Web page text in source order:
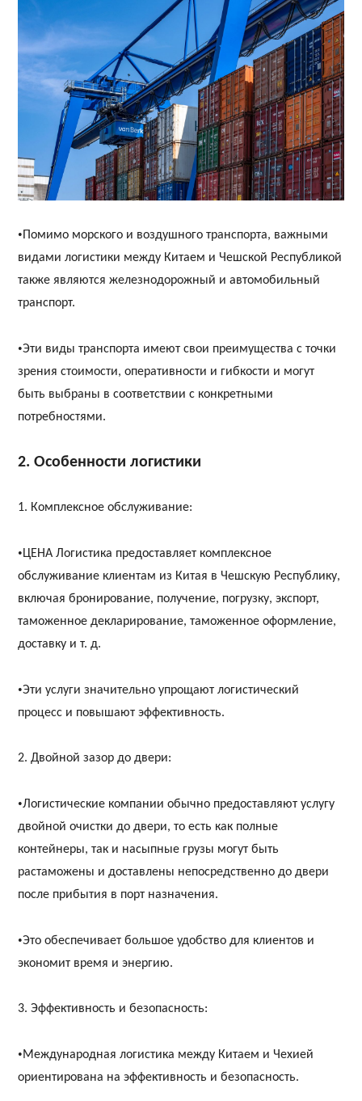
• Помимо морского и воздушного транспорта, важными
видами логистики между Китаем и Чешской Республикой
также являются железнодорожный и автомобильный
транспорт.
•Эти виды транспорта имеют свои преимущества с точки
зрения стоимости, оперативности и гибкости и могут
быть выбраны в соответствии с конкретными
потребностями.
2. Особенности логистики
1. Комплексное обслуживание:
•ЦЕНА Логистика предоставляет комплексное
обслуживание клиентам из Китая в Чешскую Республику,
включая бронирование, получение, погрузку, экспорт,
таможенное декларирование, таможенное оформление,
доставку и т. д.
•Эти услуги значительно упрощают логистический
процесс и повышают эффективность.
2. Двойной зазор до двери:
•Логистические компании обычно предоставляют услугу
двойной очистки до двери, то есть как полные
контейнеры, так и насыпные грузы могут быть
растаможены и доставлены непосредственно до двери
после прибытия в порт назначения.
•Это обеспечивает большое удобство для клиентов и
экономит время и энергию.
3. Эффективность и безопасность:
•Международная логистика между Китаем и Чехией
ориентирована на эффективность и безопасность.